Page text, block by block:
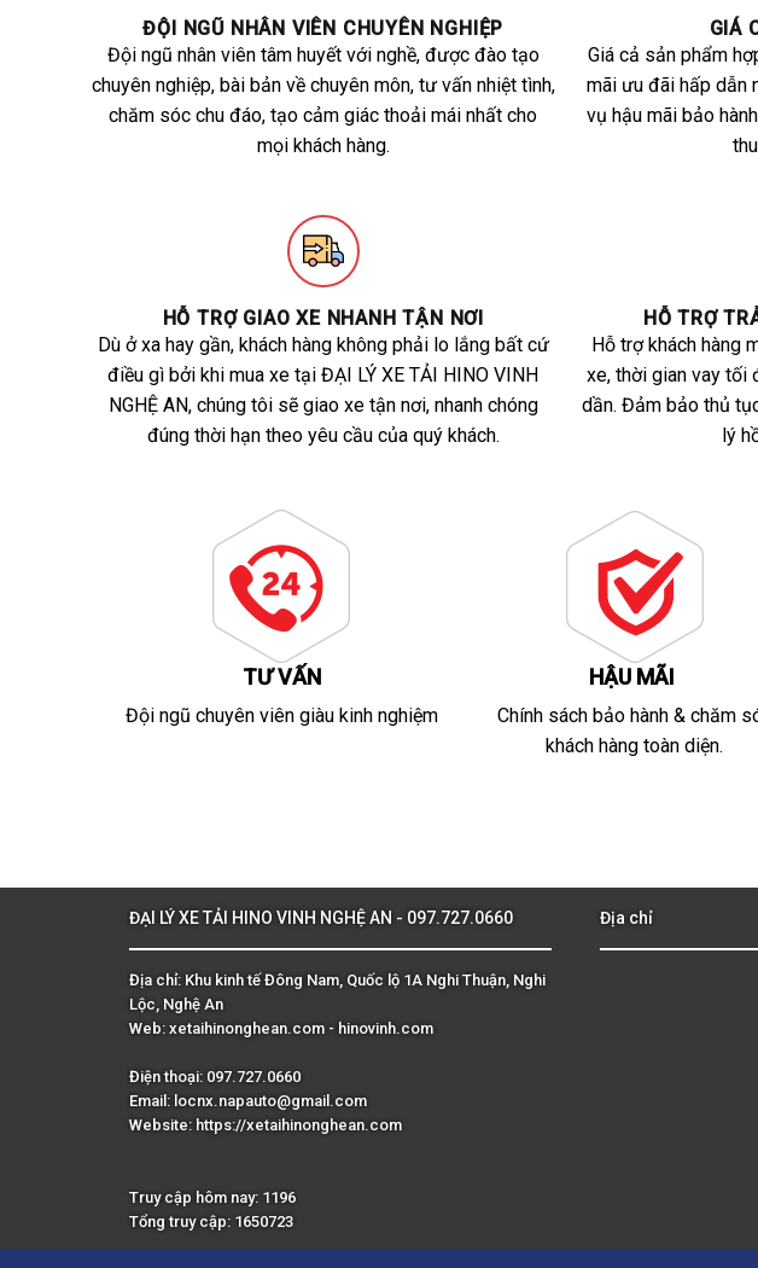
ĐỘI NGŨ NHÂN VIÊN CHUYÊN NGHIỆP
Đội ngũ nhân viên tâm huyết với nghề, được đào tạo
chuyên nghiệp, bài bản về chuyên môn, tư vấn nhiệt tình,
chăm sóc chu đáo, tạo cảm giác thoải mái nhất cho
mọi khách hàng.
GIÁ
Giá cả sản phẩm
mãi ưu đãi hấp dẫn
vụ hậu mãi bảo
HỖ TRỢ GIAO XE NHANH TẬN NƠI
Dù ở xa hay gần, khách hàng không phải lo lắng bất cứ
điều gì bởi khi mua xe tại ĐẠI LÝ XE TẢI HINO VINH
NGHỆ AN, chúng tôi sẽ giao xe tận nơi, nhanh chóng
đúng thời hạn theo yêu cầu của quý khách.
HỖ TRỢ
Hỗ trợ khách hàng
xe, thời gian vay tối
dần. Đảm bảo thủ
lý
TƯ VẤN
Đội ngũ chuyên viên giàu kinh nghiệm
HẬU MÃI
Chính sách bảo hành & chăm
khách hàng toàn diện.
ĐẠI LÝ XE TẢI HINO VINH NGHỆ AN - 097.727.0660
Địa chỉ: Khu kinh tế Đông Nam, Quốc lộ 1A Nghi Thuận, Nghi
Lộc, Nghệ An
Web: xetaihinonghean.com - hinovinh.com
Điện thoại: 097.727.0660
Email: locnx.napauto@gmail.com
Website: https://xetaihinonghean.com
Truy cập hôm nay: 1196
Tổng truy cập: 1650723
Địa chỉ